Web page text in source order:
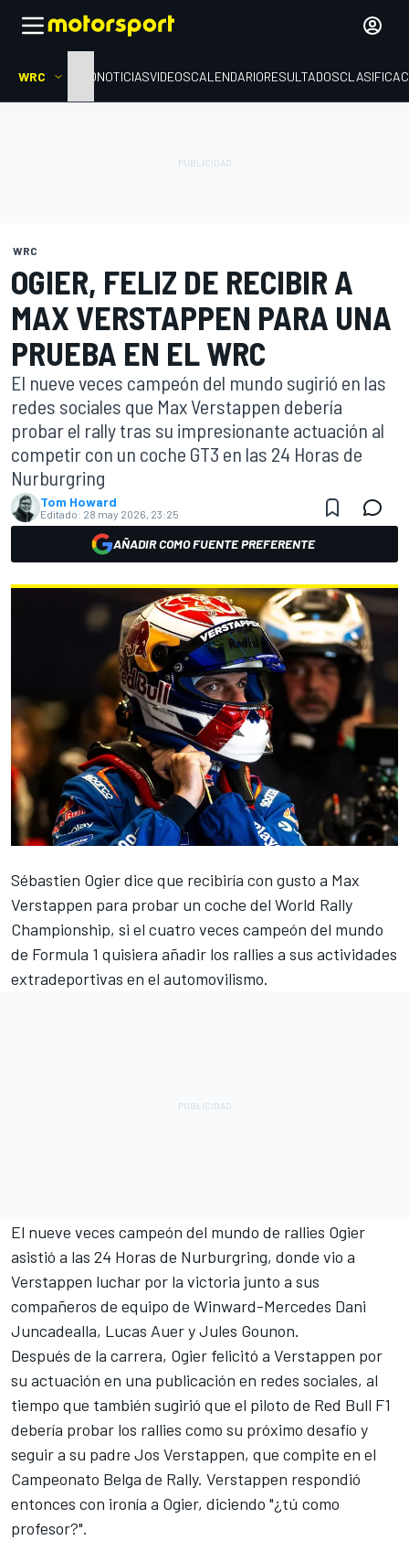
WRC INICIONOTICIASVIDEOSCALENDARIORESULTADOS
WRC
OGIER, FELIZ DE RECIBIR A
MAX VERSTAPPEN PARA UNA
PRUEBA EN EL WRC
El nueve veces campeón del mundo sugirió en las
redes sociales que Max Verstappen debería
probar el rally tras su impresionante actuación al
competir con un coche GT3 en las 24 Horas de
Nurburgring
Tom Howard
Editado: 28 may 2026, 23:25
AÑADIR COMO FUENTE PREFERENTE
Sébastien Ogierdice que recibiría con gusto a Max
Verstappen para probar un coche del World Rally
Championship, si el cuatro veces campeón del mundo
de Formula 1 quisiera añadir los rallies a sus actividades
extradeportivas en el automovilismo.
El nueve veces campeón del mundo de rallies Ogier
asistió a las 24 Horas de Nurburgring, donde vio a
Verstappen luchar por la victoria junto a sus
compañeros de equipo de Winward-Mercedes Dani
Juncadealla, Lucas Auer y Jules Gounon.
Después de la carrera, Ogier felicitó a Verstappen por
su actuación en una publicación en redes sociales, al
tiempo que también sugirió que el piloto de Red Bull F1
debería probar los rallies como su próximo desafío y
seguir a su padre Jos Verstappen, que compite en el
Campeonato Belga de Rally. Verstappen respondió
entonces con ironía a Ogier, diciendo "¿tú como
profesor?".